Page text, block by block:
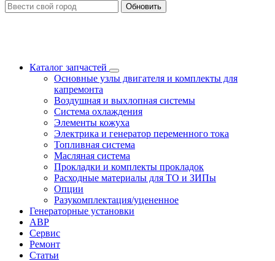
Обновить
Каталог запчастей
Основные узлы двигателя и комплекты для
капремонта
Воздушная и выхлопная системы
Система охлаждения
Элементы кожуха
Электрика и генератор переменного тока
Топливная система
Масляная система
Прокладки и комплекты прокладок
Расходные материалы для ТО и ЗИПы
Опции
Разукомплектация/уцененное
Генераторные установки
АВР
Сервис
Ремонт
Статьи